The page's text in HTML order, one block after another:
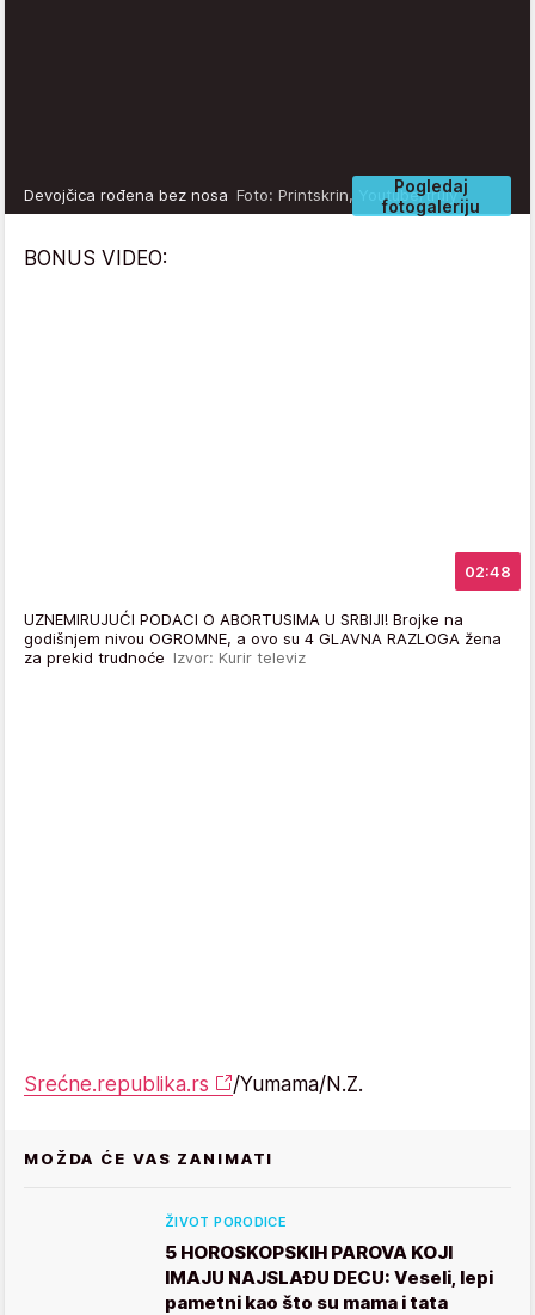
Pogledaj
fotogaleriju
Devojčica rođena bez nosa Foto: Printskrin, Youtube/truly
BONUS VIDEO:
02:48
UZNEMIRUJUĆI PODACI O ABORTUSIMA U SRBIJI! Brojke na
godišnjem nivou OGROMNE, a ovo su 4 GLAVNA RAZLOGA žena
za prekid trudnoće Izvor: Kurir televiz
Srećne.republika.rs /Yumama/N.Z.
MOŽDA ĆE VAS ZANIMATI
ŽIVOT PORODICE
5 HOROSKOPSKIH PAROVA KOJI
IMAJU NAJSLAĐU DECU: Veseli, lepi
pametni kao što su mama i tata